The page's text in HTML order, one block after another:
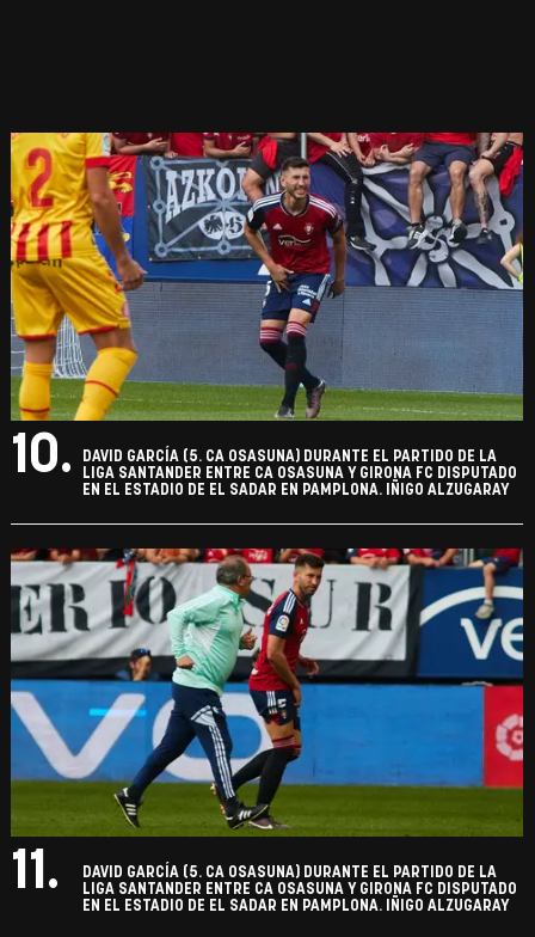
10.
DAVID GARCÍA (5. CA OSASUNA) DURANTE EL PARTIDO DE LA
LIGA SANTANDER ENTRE CA OSASUNA Y GIRONA FC DISPUTADO
EN EL ESTADIO DE EL SADAR EN PAMPLONA. IÑIGO ALZUGARAY
11.
DAVID GARCÍA (5. CA OSASUNA) DURANTE EL PARTIDO DE LA
LIGA SANTANDER ENTRE CA OSASUNA Y GIRONA FC DISPUTADO
EN EL ESTADIO DE EL SADAR EN PAMPLONA. IÑIGO ALZUGARAY